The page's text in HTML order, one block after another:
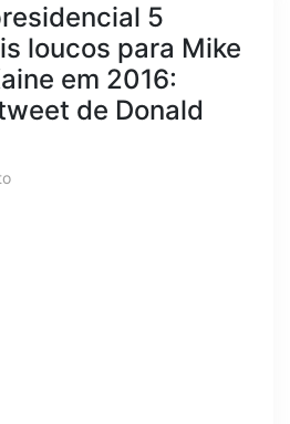
5
loucos para Mike
em 2016:
de Donald